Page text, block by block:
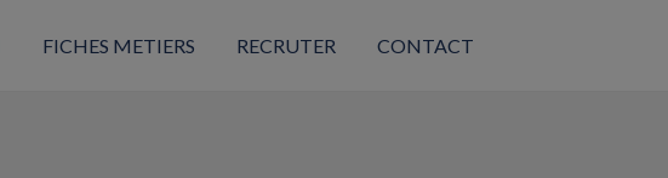
FICHES METIERS RECRUTER CONTACT